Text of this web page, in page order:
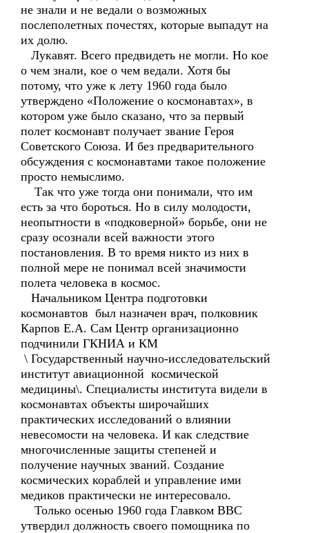
не знали и не ведали о возможных
послеполетных почестях, которые выпадут на
их долю.
Лукавят. Всего предвидеть не могли. Но кое
о чем знали, кое о чем ведали. Хотя бы
потому, что уже к лету 1960 года было
утверждено «Положение о космонавтах», в
котором уже было сказано, что за первый
полет космонавт получает звание Героя
Советского Союза. И без предварительного
обсуждения с космонавтами такое положение
просто немыслимо.
Так что уже тогда они понимали, что им
есть за что бороться. Но в силу молодости,
неопытности в «подковерной» борьбе, они не
сразу осознали всей важности этого
постановления. В то время никто из них в
полной мере не понимал всей значимости
полета человека в космос.
Начальником Центра подготовки
космонавтов был назначен врач, полковник
Карпов Е.А. Сам Центр организационно
подчинили ГКНИА и КМ
\ Государственный научно-исследовательский
институт авиационной космической
медицины\. Специалисты института видели в
космонавтах объекты широчайших
практических исследований о влиянии
невесомости на человека. И как следствие
многочисленные защиты степеней и
получение научных званий. Создание
космических кораблей и управление ими
медиков практически не интересовало.
Только осенью 1960 года Главком ВВС
утвердил должность своего помощника по